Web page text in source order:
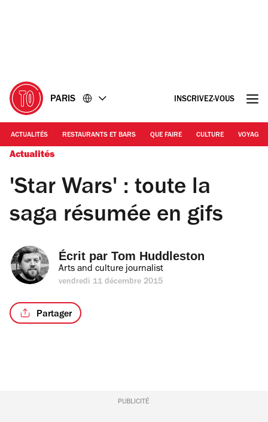
PARIS INSCRIVEZ-VOUS
ACTUALITÉS RESTAURANTS ET BARS QUE FAIRE CULTURE VOYAGE
Actualités
'Star Wars' : toute la
saga résumée en gifs
Écrit par Tom Huddleston
Arts and culture journalist
vendredi 11 décembre 2015
Partager
PUBLICITÉ